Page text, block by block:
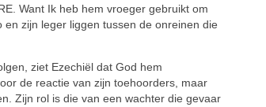
Want Ik heb hem vroeger gebruikt om
zijn leger liggen tussen de onreinen die
ziet Ezechiël dat God hem
de reactie van zijn toehoorders, maar
Zijn rol is die van een wachter die gevaar